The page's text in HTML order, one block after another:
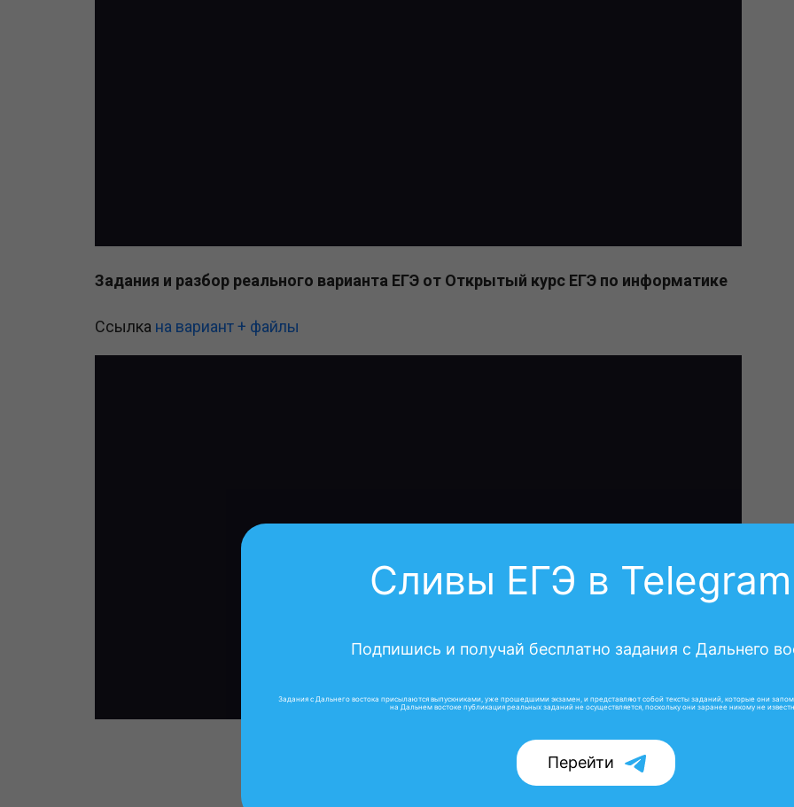
Задания и разбор реального варианта ЕГЭ от Открытый курс ЕГЭ по информатике
Ссылка на вариант+ файлы
Сливы ЕГЭ в
Подпишись и получай бесплатно задания с Дальнего
Задания с Дальнего востока присылаются выпускниками, уже прошедшими экзамен, и представляют собой тексты заданий, которые они
на Дальнем востоке публикация реальных заданий не осуществляется, поскольку они заранее никому не
Перейти